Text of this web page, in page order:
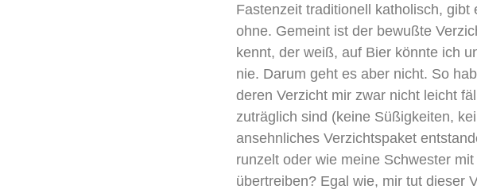
Fastenzeit traditionell katholisch,
ohne. Gemeint ist der bewußte
kennt, der weiß, auf Bier könnte ich
nie. Darum geht es aber nicht. So
deren Verzicht mir zwar nicht leicht
zuträglich sind (keine Süßigkeiten,
ansehnliches Verzichtspaket
runzelt oder wie meine Schwester
übertreiben? Egal wie, mir tut dieser